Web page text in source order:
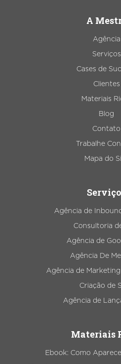
A
Agência
Serviços
Cases de
Clientes
Materiais
Blog
Contato
Trabalhe
Mapa do
Agência de
Consultoria
Agência de
Agência De
Agência de
Criação de
Agência de
Materiais
Ebook: Como